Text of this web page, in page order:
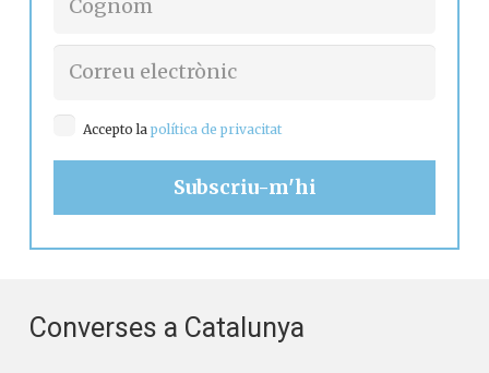
Accepto la política de privacitat
Converses a Catalunya